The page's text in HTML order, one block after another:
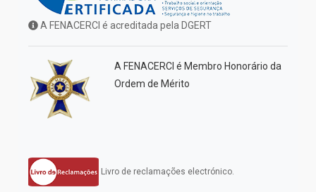
A FENACERCI é acreditada pela DGERT
A FENACERCI é Membro Honorário da
Ordem de Mérito
Livro de reclamações electrónico.